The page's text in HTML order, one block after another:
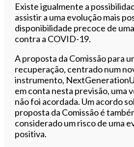
Existe igualmente a
assistir a uma evolução mais
disponibilidade precoce de
contra a COVID-19.
A proposta da Comissão para
recuperação, centrado num
instrumento,
em conta nesta previsão, uma
não foi acordada. Um acordo
proposta da Comissão é
considerado um risco de uma
positiva.